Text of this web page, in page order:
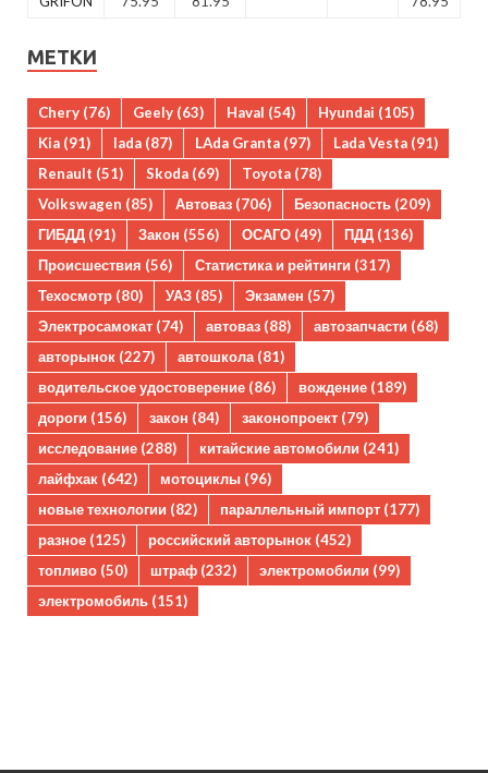
МЕТКИ
Chery (76) Geely (63) Haval (54) Hyundai (105)
Kia (91) lada (87) LAda Granta (97) Lada Vesta (91)
Renault (51) Skoda (69) Toyota (78)
Volkswagen (85) Автоваз (706) Безопасность (209)
ГИБДД (91) Закон (556) ОСАГО (49) ПДД (136)
Происшествия (56) Статистика и рейтинги (317)
Техосмотр (80) УАЗ (85) Экзамен (57)
Электросамокат (74) автоваз (88) автозапчасти (68)
авторынок (227) автошкола(81)
водительское удостоверение (86) вождение (189)
дороги (156) закон (84) законопроект (79)
исследование (288) китайские автомобили (241)
лайфхак (642) мотоциклы (96)
новые технологии (82) параллельный импорт (177)
разное (125) российский авторынок (452)
топливо (50) штраф (232) электромобили (99)
электромобиль (151)